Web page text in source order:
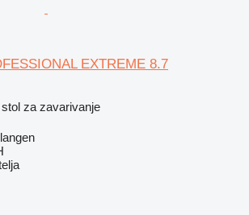
EXTREME 8.7
za zavarivanje